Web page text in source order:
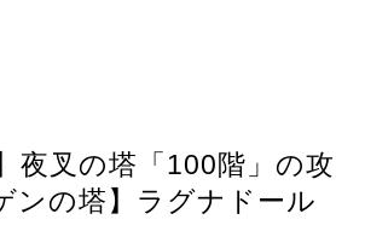
夜叉の塔「100階」の攻
ンの塔】ラグナドール